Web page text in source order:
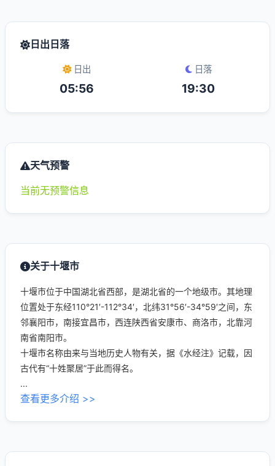
日出日落
日出
05:56
日落
19:30
天气预警
当前无预警信息
关于十堰市
十堰市位于中国湖北省西部，是湖北省的一个地级市。其地理
位置处于东经110°21′-112°34′，北纬31°56′-34°59′之间，东
邻襄阳市，南接宜昌市，西连陕西省安康市、商洛市，北靠河
南省南阳市。
十堰市名称由来与当地历史人物有关，据《水经注》记载，因
古代有“十姓聚居”于此而得名。
...
查看更多介绍 >>